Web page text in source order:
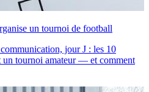
un tournoi de football
jour J : les 10
un tournoi amateur — et comment